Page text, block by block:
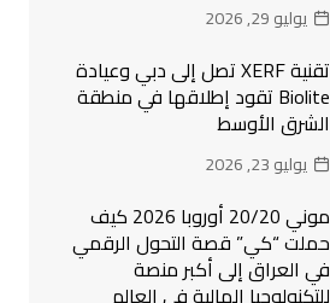
يوليو 29, 2026
تقنية XERF تصل إلى دبي وعيادة
Biolite تقود إطلاقها في منطقة
الشرق الأوسط
يوليو 23, 2026
موني 20/20 أوروبا 2026 كيف
حملت “كي” قصة التحول الرقمي
في العراق إلى أكبر منصة
للتكنولوجيا المالية في العالم